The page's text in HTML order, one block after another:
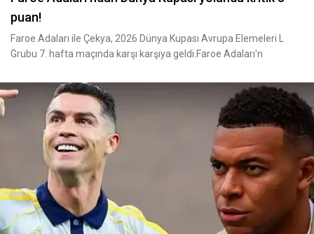
puan!
Faroe Adaları ile Çekya, 2026 Dünya Kupası Avrupa Elemeleri L
Grubu 7. hafta maçında karşı karşıya geldi.Faroe Adaları'n